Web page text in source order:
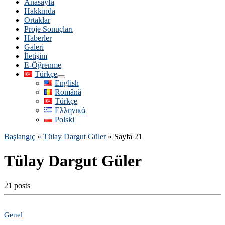
Anasayfa
Hakkında
Ortaklar
Proje Sonuçları
Haberler
Galeri
İletişim
E-Öğrenme
Türkçe
English
Română
Türkçe
Ελληνικά
Polski
Başlangıç » Tülay Dargut Güler » Sayfa 21
Tülay Dargut Güler
21 posts
Genel